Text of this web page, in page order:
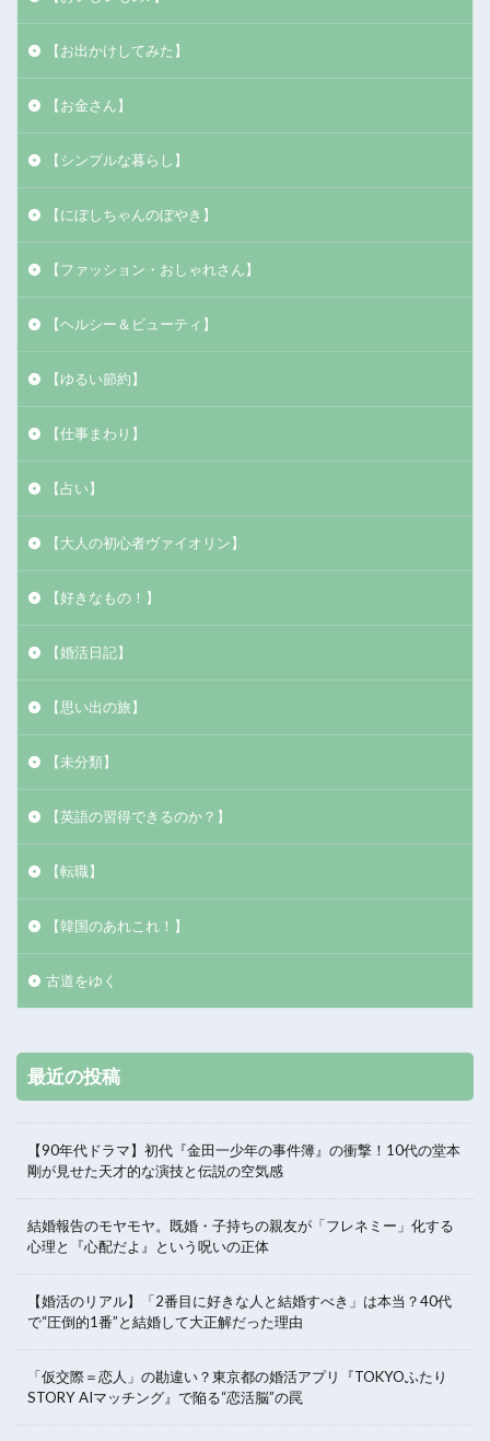
【お出かけしてみた】
【お金さん】
【シンプルな暮らし】
【にぼしちゃんのぼやき】
【ファッション・おしゃれさん】
【ヘルシー＆ビューティ】
【ゆるい節約】
【仕事まわり】
【占い】
【大人の初心者ヴァイオリン】
【好きなもの！】
【婚活日記】
【思い出の旅】
【未分類】
【英語の習得できるのか？】
【転職】
【韓国のあれこれ！】
古道をゆく
最近の投稿
【90年代ドラマ】初代『金田一少年の事件簿』の衝撃！10代の堂本
剛が見せた天才的な演技と伝説の空気感
結婚報告のモヤモヤ。既婚・子持ちの親友が「フレネミー」化する
心理と『心配だよ』という呪いの正体
【婚活のリアル】「2番目に好きな人と結婚すべき」は本当？40代
で“圧倒的1番”と結婚して大正解だった理由
「仮交際＝恋人」の勘違い？東京都の婚活アプリ『TOKYOふたり
STORY AIマッチング』で陥る“恋活脳”の罠